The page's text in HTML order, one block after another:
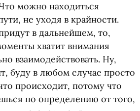
можно находиться
не уходя в крайности.
в дальнейшем, то,
хватит внимания
взаимодействовать. Ну,
буду в любом случае просто
происходит, потому что
по определению от того,